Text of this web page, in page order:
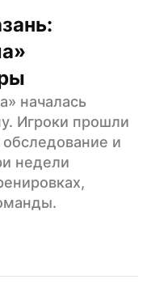
началась
Игроки прошли
и
недели